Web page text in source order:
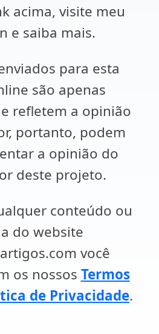
acima, visite meu
e saiba mais.
para esta
são apenas
refletem a opinião
portanto, podem
a opinião do
deste projeto.
conteúdo ou
do website
você
os nossos Termos
de Privacidade.